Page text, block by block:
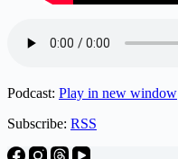
Podcast: Play in new window
Subscribe: RSS